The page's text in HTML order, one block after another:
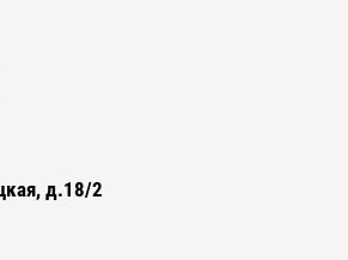
д.18/2